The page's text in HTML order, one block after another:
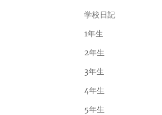
学校日記
1年生
2年生
3年生
4年生
5年生